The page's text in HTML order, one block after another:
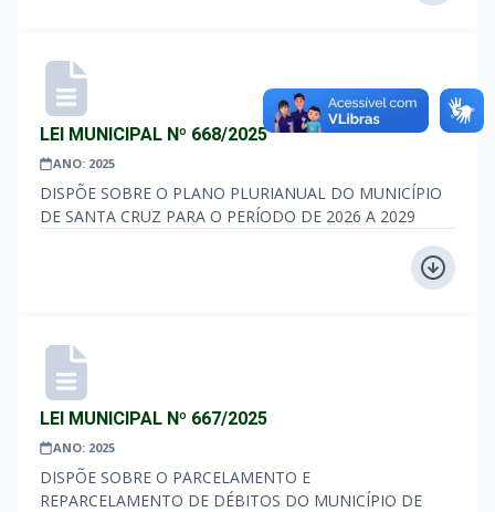
LEI MUNICIPAL Nº 668/2025
ANO: 2025
DISPÕE SOBRE O PLANO PLURIANUAL DO MUNICÍPIO
DE SANTA CRUZ PARA O PERÍODO DE 2026 A 2029
LEI MUNICIPAL Nº 667/2025
ANO: 2025
DISPÕE SOBRE O PARCELAMENTO E
REPARCELAMENTO DE DÉBITOS DO MUNICÍPIO DE